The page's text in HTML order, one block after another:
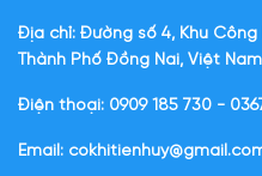
Địa chỉ: Đường số 4, Khu Công
Thành Phố Đồng Nai, Việt Nam
Điện thoại: 0909 185 730 -
Email: